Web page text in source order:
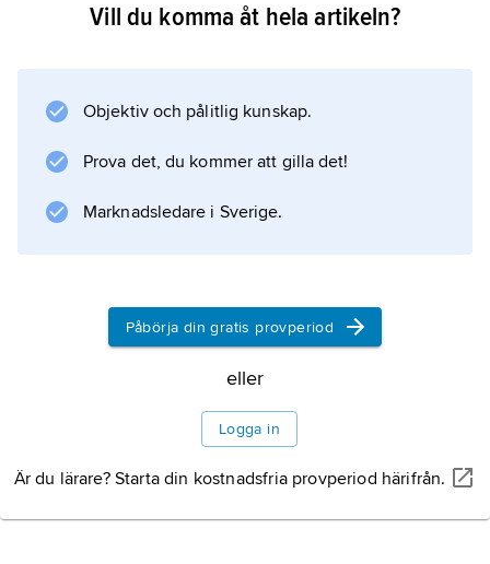
Information om artikeln
Vill du komma åt hela artikeln?
Objektiv och pålitlig kunskap.
Prova det, du kommer att gilla det!
Marknadsledare i Sverige.
Påbörja din gratis provperiod
eller
Logga in
Är du lärare? Starta din kostnadsfria provperiod härifrån.